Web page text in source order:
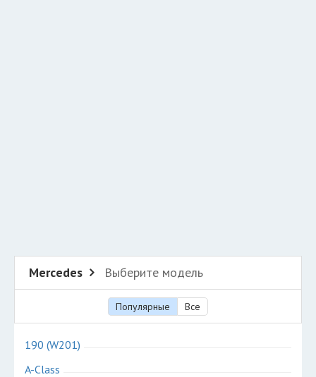
Mercedes Выберите модель
Популярные Все
190 (W201)
A-Class